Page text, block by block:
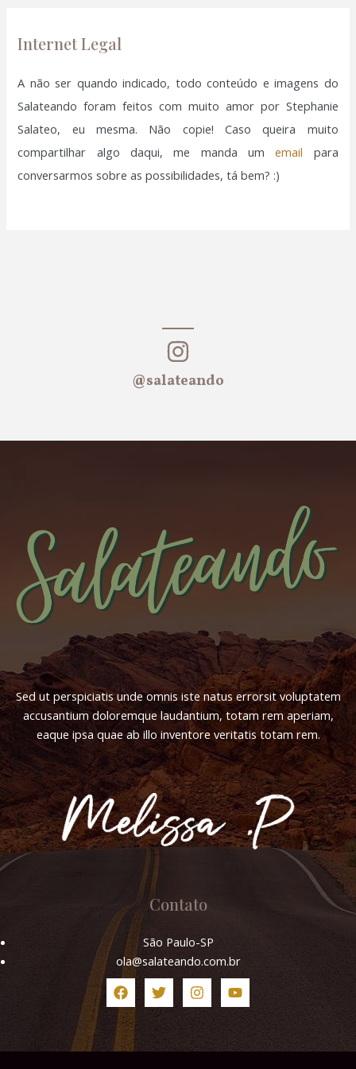
r
Internet Legal
A não ser quando indicado, todo conteúdo e imagens do
Salateando foram feitos com muito amor por Stephanie
Salateo, eu mesma. Não copie! Caso queira muito
compartilhar algo daqui, me manda umemail para
conversarmos sobre as possibilidades, tá bem? :)
@salateando
Sed ut perspiciatis unde omnis iste natus errorsit voluptatem
accusantium doloremque laudantium, totam rem aperiam,
eaque ipsa quae ab illo inventore veritatis totam rem.
Contato
São Paulo-SP
ola@salateando.com.br